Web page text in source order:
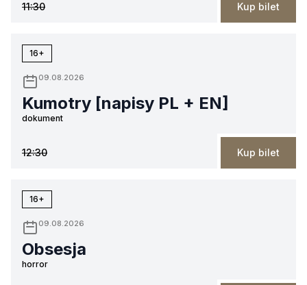
11:30 Kup bilet
16+
09.08.2026
Kumotry [napisy PL + EN]
dokument
12:30 Kup bilet
16+
09.08.2026
Obsesja
horror